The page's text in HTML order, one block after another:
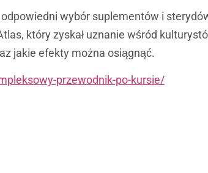
odpowiedni wybór suplementów i
który zyskał uznanie wśród
jakie efekty można osiągnąć.
przewodnik-po-kursie/